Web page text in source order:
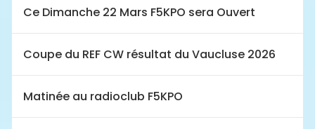
Ce Dimanche 22 Mars F5KPO sera Ouvert
Coupe du REF CW résultat du Vaucluse 2026
Matinée au radioclub F5KPO